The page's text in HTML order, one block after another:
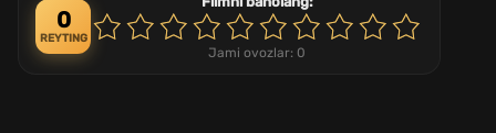
0
REYTING
Jami ovozlar: 0